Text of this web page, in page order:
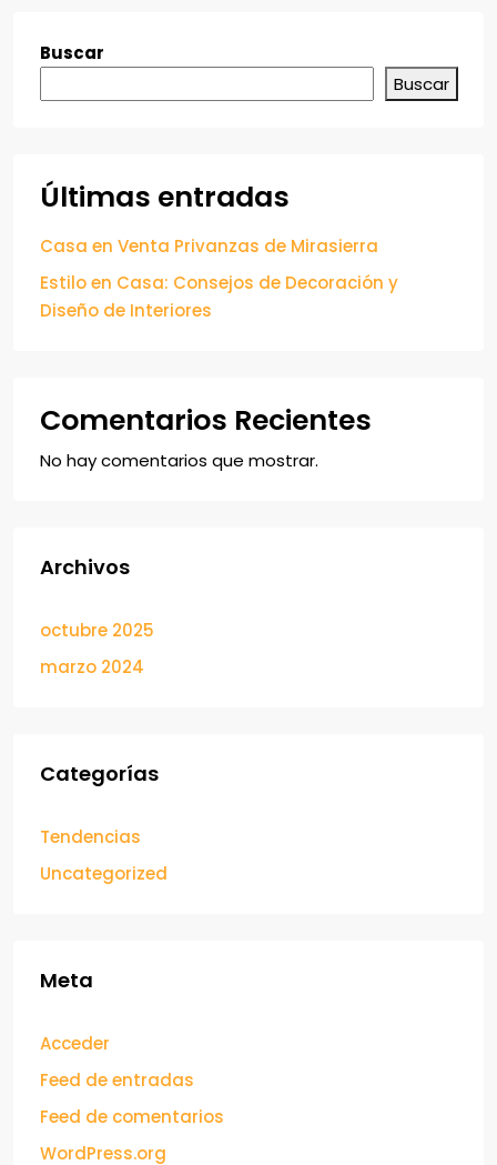
Buscar
Buscar
Últimas entradas
Casa en Venta Privanzas de Mirasierra
Estilo en Casa: Consejos de Decoración y
Diseño de Interiores
Comentarios Recientes
No hay comentarios que mostrar.
Archivos
octubre 2025
marzo 2024
Categorías
Tendencias
Uncategorized
Meta
Acceder
Feed de entradas
Feed de comentarios
WordPress.org